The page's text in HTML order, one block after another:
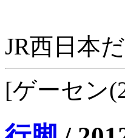
JR西日本
[ゲーセン